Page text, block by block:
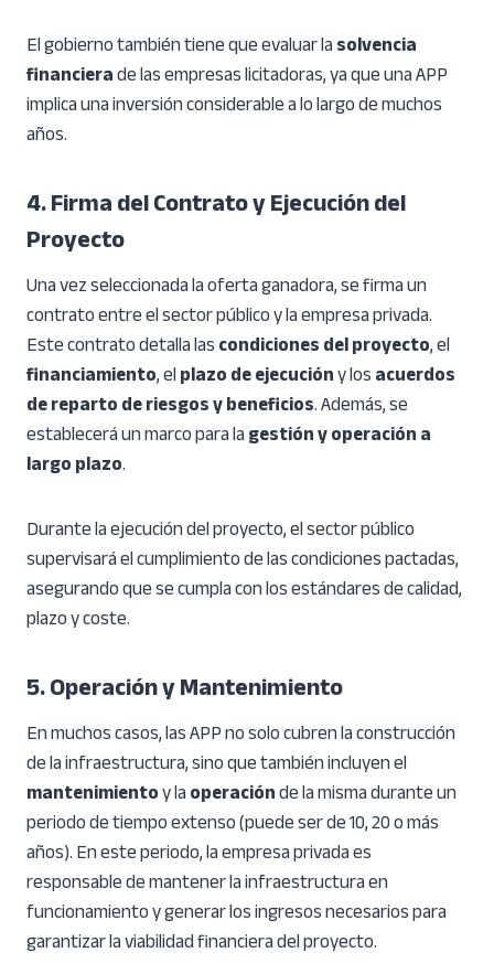
El gobierno también tiene que evaluar lasolvencia
financierade las empresas licitadoras, ya que una APP
implica una inversión considerable a lo largo de muchos
años.
4. Firma del Contrato y Ejecución del
Proyecto
Una vez seleccionada la oferta ganadora, se firma un
contrato entre el sector público y la empresa privada.
Este contrato detalla lascondiciones del proyecto, el
financiamiento, elplazo de ejecucióny losacuerdos
de reparto de riesgos y beneficios. Además, se
establecerá un marco para lagestión y operación a
largo plazo.
Durante la ejecución del proyecto, el sector público
supervisará el cumplimiento de las condiciones pactadas,
asegurando que se cumpla con los estándares de calidad,
plazo y coste.
5. Operación y Mantenimiento
En muchos casos, las APP no solo cubren la construcción
de la infraestructura, sino que también incluyen el
mantenimientoy laoperaciónde la misma durante un
periodo de tiempo extenso (puede ser de 10, 20 o más
años). En este periodo, la empresa privada es
responsable de mantener la infraestructura en
funcionamiento y generar los ingresos necesarios para
garantizar la viabilidad financiera del proyecto.